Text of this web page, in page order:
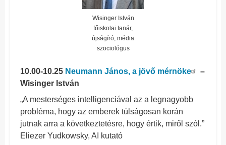
Wisinger István
főiskolai tanár,
újságíró, média
szociológus
10.00-10.25 Neumann János, a jövő mérnöke
–
Wisinger István
„A mesterséges intelligenciával az a legnagyobb
probléma, hogy az emberek túlságosan korán
jutnak arra a következtetésre, hogy értik, miről szól.”
Eliezer Yudkowsky, AI kutató